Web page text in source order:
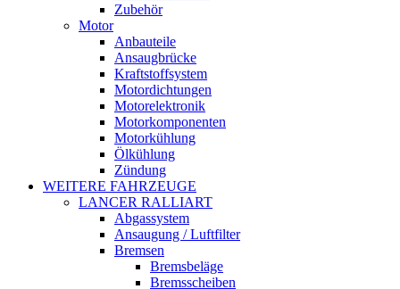
Zubehör
Motor
Anbauteile
Ansaugbrücke
Kraftstoffsystem
Motordichtungen
Motorelektronik
Motorkomponenten
Motorkühlung
Ölkühlung
Zündung
WEITERE FAHRZEUGE
LANCER RALLIART
Abgassystem
Ansaugung / Luftfilter
Bremsen
Bremsbeläge
Bremsscheiben